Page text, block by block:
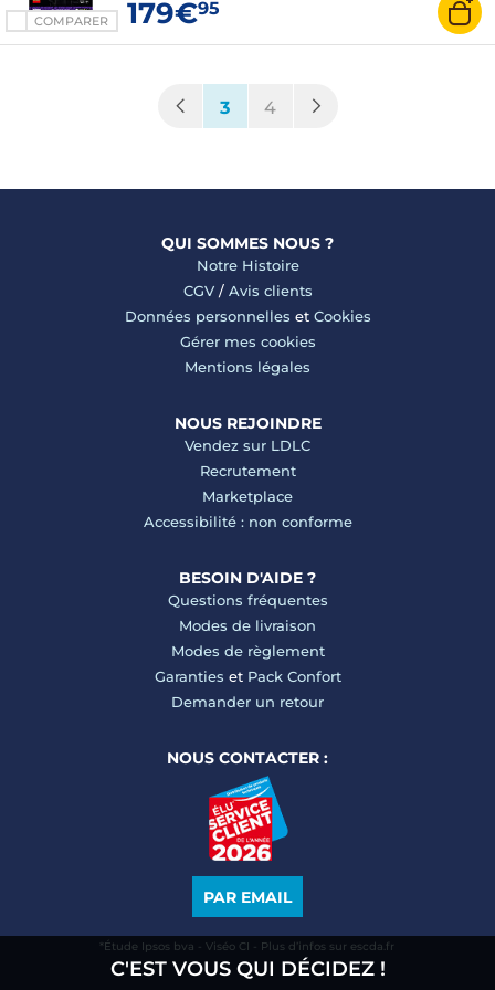
COMPARER 179€95
3(current)
4
QUI SOMMES NOUS ?
Notre Histoire
CGV/ Avis clients
Données personnelles et Cookies
Gérer mes cookies
Mentions légales
NOUS REJOINDRE
Vendez sur LDLC
Recrutement
Marketplace
Accessibilité : non conforme
BESOIN D'AIDE ?
Questions fréquentes
Modes de livraison
Modes de règlement
Garanties et Pack Confort
Demander un retour
NOUS CONTACTER :
PAR EMAIL
*Étude Ipsos bva - Viséo CI - Plus d’infos sur escda.fr
C'EST VOUS QUI DÉCIDEZ !